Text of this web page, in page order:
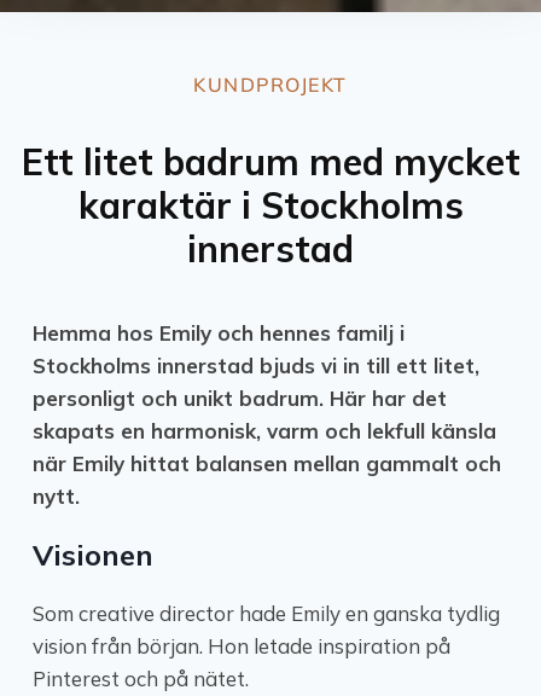
KUNDPROJEKT
Ett litet badrum med mycket
karaktär i Stockholms
innerstad
Hemma hos Emily och hennes familj i
Stockholms innerstad bjuds vi in till ett litet,
personligt och unikt badrum. Här har det
skapats en harmonisk, varm och lekfull känsla
när Emily hittat balansen mellan gammalt och
nytt.
Visionen
Som creative director hade Emily en ganska tydlig
vision från början. Hon letade inspiration på
Pinterest och på nätet.